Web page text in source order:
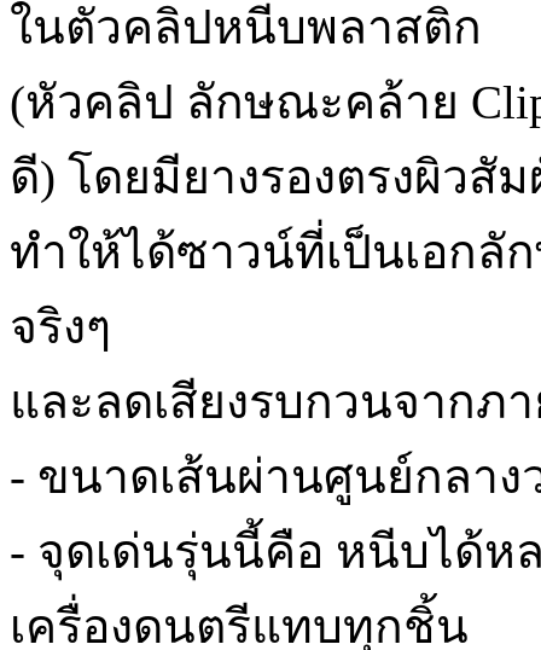
ในตัวคลิปหนีบพลาสติก
(หัวคลิป ลักษณะคล้าย
ดี) โดยมียางรองตรงผิวสั
ทำให้ได้ซาวน์ที่เป็นเอก
จริงๆ
และลดเสียงรบกวนจากภ
- ขนาดเส้นผ่านศูนย์กลาง
- จุดเด่นรุ่นนี้คือ หนีบได้ห
เครื่องดนตรีแทบทุกชิ้น